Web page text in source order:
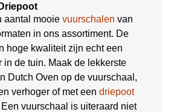
aantal mooie vuurschalen van
in ons assortiment. De
hoge kwaliteit zijn echt een
in de tuin. Maak de lekkerste
Dutch Oven op de vuurschaal,
verhoger of met een driepoot
vuurschaal is uiteraard niet